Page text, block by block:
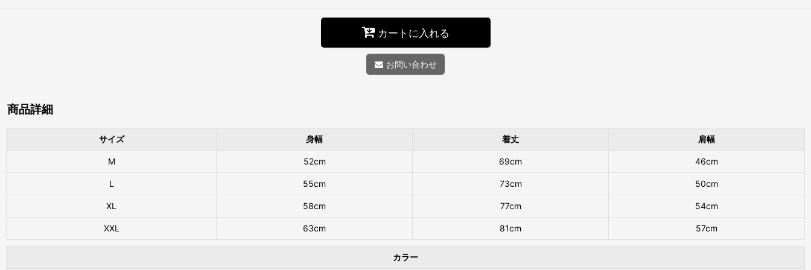
カートに入れる
お問い合わせ
商品詳細
サイズ 身幅 着丈 肩幅
M 52cm 69cm 46cm
L 55cm 73cm 50cm
XL 58cm 77cm 54cm
XXL 63cm 81cm 57cm
カラー